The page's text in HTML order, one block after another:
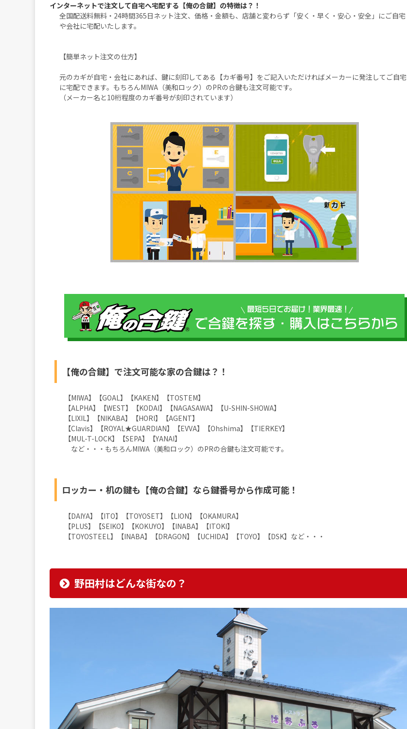
インターネットで注文して自宅へ宅配する【俺の合鍵】の特徴は？！
全国配送料無料・24時間365日ネット注文、価格・金額も、店舗と変わらず「安く・早く・安心・安全」にご自宅
や会社に宅配いたします。
【簡単ネット注文の仕方】
元のカギが自宅・会社にあれば、鍵に刻印してある【カギ番号】をご記入いただければメーカーに発注してご自宅
に宅配できます。もちろんMIWA（美和ロック）のPRの合鍵も注文可能です。
（メーカー名と10桁程度のカギ番号が刻印されています）
【俺の合鍵】で注文可能な家の合鍵は？！
【MIWA】【GOAL】【KAKEN】【TOSTEM】
【ALPHA】【WEST】【KODAI】【NAGASAWA】【U-SHIN-SHOWA】
【LIXIL】【NIKABA】【HORI】【AGENT】
【Clavis】【ROYAL★GUARDIAN】【EVVA】【Ohshima】【TIERKEY】
【MUL-T-LOCK】【SEPA】【YANAI】
など・・・もちろんMIWA（美和ロック）のPRの合鍵も注文可能です。
ロッカー・机の鍵も【俺の合鍵】なら鍵番号から作成可能！
【DAIYA】【ITO】【TOYOSET】【LION】【OKAMURA】
【PLUS】【SEIKO】【KOKUYO】【INABA】【ITOKI】
【TOYOSTEEL】【INABA】【DRAGON】【UCHIDA】【TOYO】【DSK】など・・・
野田村はどんな街なの？